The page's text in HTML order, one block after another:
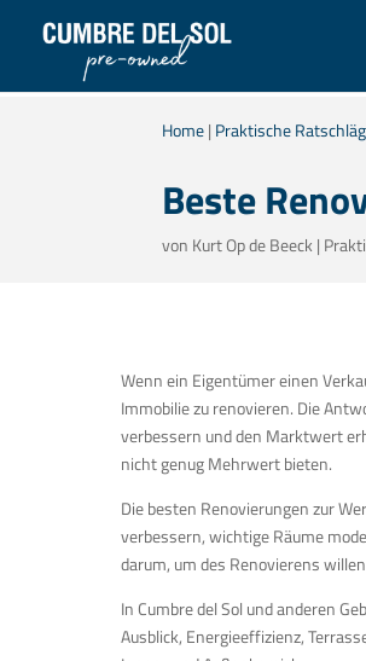
Home| Praktische
Beste
von Kurt Op de Beeck |
Wenn ein Eigentümer einen
Immobilie zu renovieren. Die
verbessern und den Marktwert
nicht genug Mehrwert bieten.
Die besten Renovierungen zur
verbessern, wichtige Räume
darum, um des Renovierens
In Cumbre del Sol und anderen
Ausblick, Energieeffizienz,